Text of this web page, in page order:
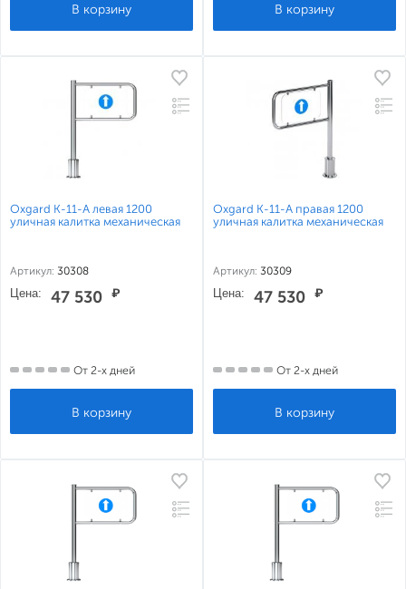
Oxgard К-11-А левая 1200
уличная калитка механическая
Артикул: 30308
Цена: 47 530 ₽
От 2-х дней
Oxgard К-11-А правая 1200
уличная калитка механическая
Артикул: 30309
Цена: 47 530 ₽
От 2-х дней